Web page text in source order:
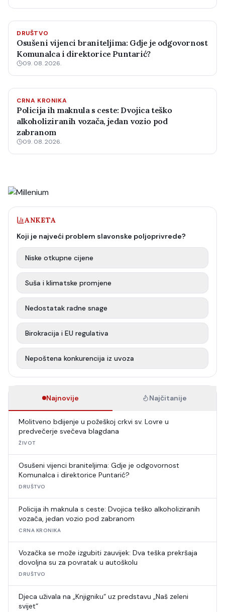
DRUŠTVO
Osušeni vijenci braniteljima: Gdje je odgovornost
Komunalca i direktorice Puntarić?
09. 08. 2026.
CRNA KRONIKA
Policija ih maknula s ceste: Dvojica teško
alkoholiziranih vozača, jedan vozio pod
zabranom
09. 08. 2026.
ANKETA
Koji je najveći problem slavonske poljoprivrede?
Niske otkupne cijene
Suša i klimatske promjene
Nedostatak radne snage
Birokracija i EU regulativa
Nepoštena konkurencija iz uvoza
Najnovije Najčitanije
Molitveno bdijenje u požeškoj crkvi sv. Lovre u
predvečerje svečeva blagdana
ŽIVOT
Osušeni vijenci braniteljima: Gdje je odgovornost
Komunalca i direktorice Puntarić?
DRUŠTVO
Policija ih maknula s ceste: Dvojica teško alkoholiziranih
vozača, jedan vozio pod zabranom
CRNA KRONIKA
Vozačka se može izgubiti zauvijek: Dva teška prekršaja
dovoljna su za povratak u autoškolu
DRUŠTVO
Djeca uživala na „Knjigniku“ uz predstavu „Naš zeleni
svijet“